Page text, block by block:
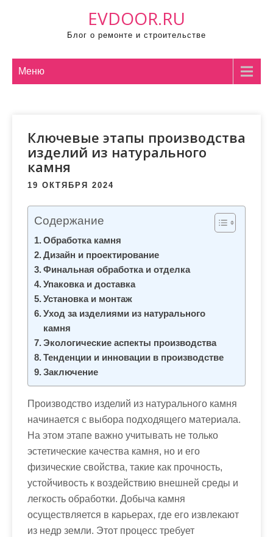
EVDOOR.RU
Блог о ремонте и строительстве
Меню
Ключевые этапы производства
изделий из натурального
камня
19 ОКТЯБРЯ 2024
Содержание
Обработка камня
Дизайн и проектирование
Финальная обработка и отделка
Упаковка и доставка
Установка и монтаж
Уход за изделиями из натурального
камня
Экологические аспекты производства
Тенденции и инновации в производстве
Заключение
Производство изделий из натурального камня
начинается с выбора подходящего материала.
На этом этапе важно учитывать не только
эстетические качества камня, но и его
физические свойства, такие как прочность,
устойчивость к воздействию внешней среды и
легкость обработки. Добыча камня
осуществляется в карьерах, где его извлекают
из недр земли. Этот процесс требует